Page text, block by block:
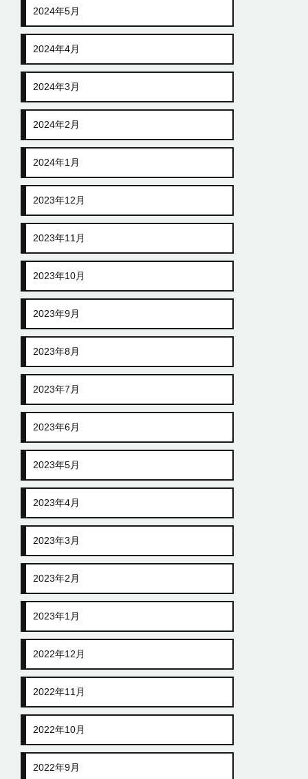
2024年5月
2024年4月
2024年3月
2024年2月
2024年1月
2023年12月
2023年11月
2023年10月
2023年9月
2023年8月
2023年7月
2023年6月
2023年5月
2023年4月
2023年3月
2023年2月
2023年1月
2022年12月
2022年11月
2022年10月
2022年9月